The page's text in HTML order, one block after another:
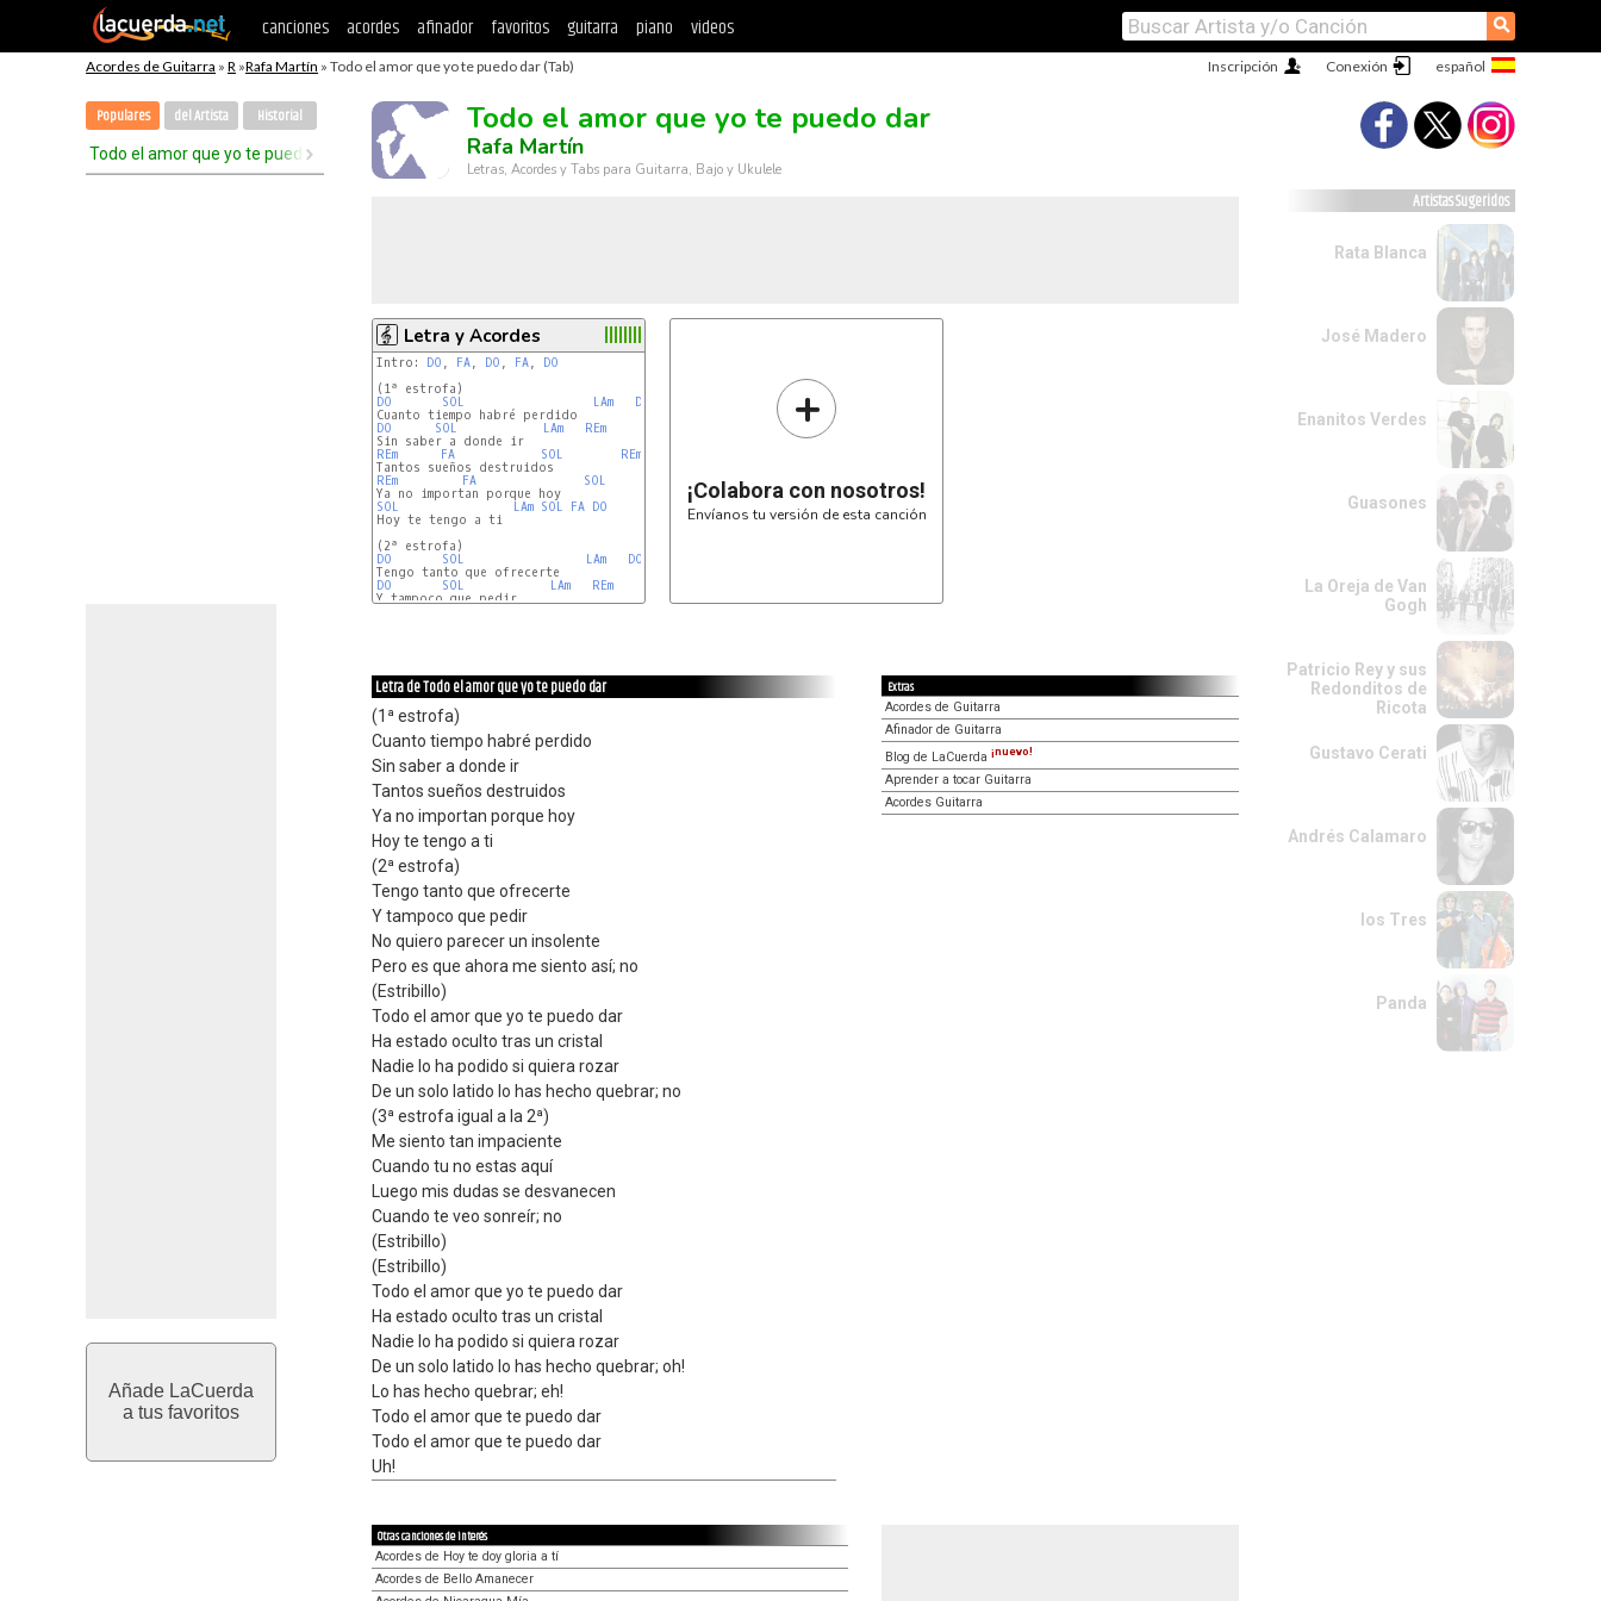
canciones acordes afinador favoritos guitarra piano videos ⚲
Acordes de Guitarra » R »Rafa Martín » Todo el amor que yo te puedo dar (Tab) Conexión
Inscripción
Populares del Artista Historial
Todo el amor que yo te puedo dar
Añade LaCuerda
a tus favoritos
Todo el amor que yo te puedo dar
Rafa Martín
Letras, Acordes y Tabs para Guitarra, Bajo y Ukulele
Letra y Acordes
Intro: DO , FA, DO , FA, DO
DO
SOL LAm
DO
DO
SOL LAm
REm
REm
FA SOL
REm
REm
FA
SOL
SOL
LAm SOL FA DO
Hoy te tengo a ti
DO
SOL LAm
DO
DO
SOL LAm
REm
+
¡Colabora con nosotros!
Envíanos tu versión de esta canción
Letra de Todo el amor que yo te puedo dar
(1ª estrofa)
Cuanto tiempo habré perdido
Sin saber a donde ir
Tantos sueños destruidos
Ya no importan porque hoy
Hoy te tengo a ti
(2ª estrofa)
Tengo tanto que ofrecerte
Y tampoco que pedir
No quiero parecer un insolente
Pero es que ahora me siento así; no
(Estribillo)
Todo el amor que yo te puedo dar
Ha estado oculto tras un cristal
Nadie lo ha podido si quiera rozar
De un solo latido lo has hecho quebrar; no
(3ª estrofa igual a la 2ª)
Me siento tan impaciente
Cuando tu no estas aquí
Luego mis dudas se desvanecen
Cuando te veo sonreír; no
(Estribillo)
(Estribillo)
Todo el amor que yo te puedo dar
Ha estado oculto tras un cristal
Nadie lo ha podido si quiera rozar
De un solo latido lo has hecho quebrar; oh!
Lo has hecho quebrar; eh!
Todo el amor que te puedo dar
Todo el amor que te puedo dar
Uh!
Extras
Acordes de Guitarra
Afinador de Guitarra
Blog de LaCuerda ¡nuevo!
Aprender a tocar Guitarra
Acordes Guitarra
Otras canciones de interés
Acordes de Hoy te doy gloria a tí
Acordes de Bello Amanecer
Artistas Sugeridos
Rata Blanca
José Madero
Enanitos Verdes
Guasones
La Oreja de Van
Gogh
Patricio Rey y sus
Redonditos de
Ricota
Gustavo Cerati
Andrés Calamaro
los Tres
Panda